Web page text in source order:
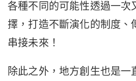
各種不同的可能性透過一次
擇，打造不斷演化的制度、
串接未來！
除此之外，地方創生也是一